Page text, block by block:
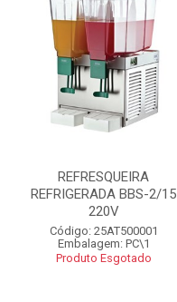
REFRESQUEIRA
REFRIGERADA BBS-2/15
220V
Código: 25AT500001
Embalagem: PC\1
Produto Esgotado